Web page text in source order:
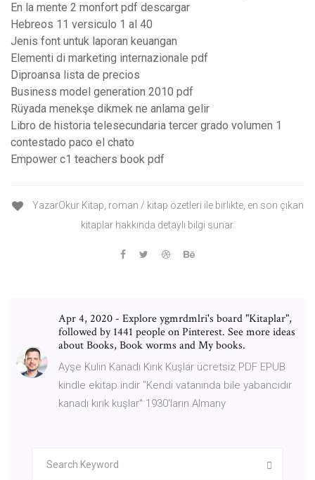
En la mente 2 monfort pdf descargar
Hebreos 11 versiculo 1 al 40
Jenis font untuk laporan keuangan
Elementi di marketing internazionale pdf
Diproansa lista de precios
Business model generation 2010 pdf
Rüyada menekşe dikmek ne anlama gelir
Libro de historia telesecundaria tercer grado volumen 1
contestado paco el chato
Empower c1 teachers book pdf
YazarOkur Kitap, roman / kitap özetleri ile birlikte, en son çıkan
kitaplar hakkında detaylı bilgi sunar.
Apr 4, 2020 - Explore ygmrdmlri's board "Kitaplar",
followed by 1441 people on Pinterest. See more ideas
about Books, Book worms and My books.
Ayşe Kulin Kanadı Kırık Kuşlar ücretsiz PDF EPUB
kindle ekitap indir "Kendi vatanında bile yabancıdır
kanadı kırık kuşlar" 1930'ların Almany